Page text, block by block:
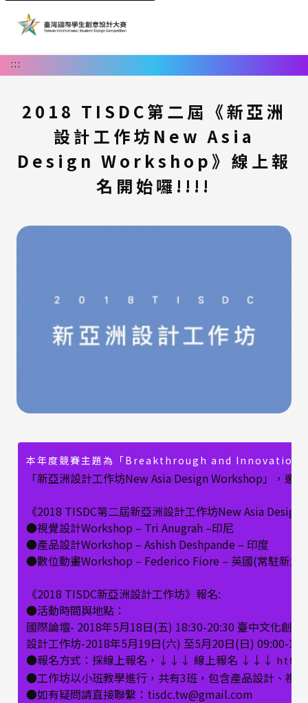
:::
2018 TISDC第二屆《新亞洲
設計工作坊New Asia
Design Workshop》線上報
名開始囉!!!!
本年度競賽主題為「Breakthrough and Innovation」，
「新亞洲設計工作坊New Asia Design Workshop」，
《2018 TISDC第二屆新亞洲設計工作坊New Asia
●視覺設計Workshop – Tri Anugrah –印尼
●產品設計Workshop – Ashish Deshpande – 印度
●數位動畫Workshop – Federico Fiore – 英國(常駐新加
《2018 TISDC新亞洲設計工作坊》報名:
●活動時間與地點：
國際論壇- 2018年5月18日(五) 18:30-20:30 臺中文化創
設計工作坊-2018年5月19日(六) 至5月20日(日) 09:00-
●報名方式：採線上報名，↓↓↓ 線上報名 ↓↓↓
●工作坊以小班教學進行，共有3班，包含產品設計、視
●如有疑問請直接聯繫：tisdc.tw@gmail.com